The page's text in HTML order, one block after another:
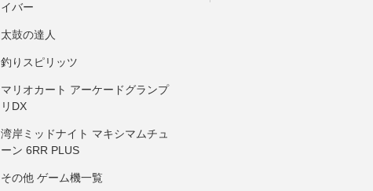
イバー
太鼓の達人
釣りスピリッツ
マリオカート アーケードグランプ
リDX
湾岸ミッドナイト マキシマムチュ
ーン 6RR PLUS
その他 ゲーム機一覧